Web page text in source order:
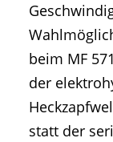
beim MF
der
statt der